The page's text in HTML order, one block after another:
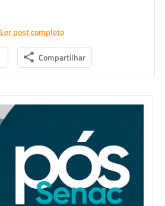
Compartilhar
Ler post completo